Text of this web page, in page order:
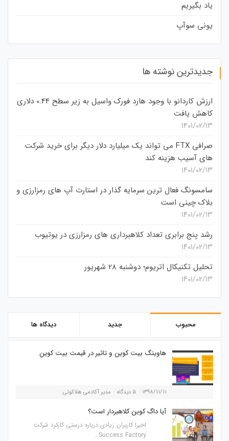
یاد بگیریم
یونی سوآپ
جدیدترین نوشته ها
ارزش کاردانو با وجود هارد فورک واسیل به زیر سطح 0.44 دلاری
کاهش یافت
۱۴۰۱/۰۲/۱۳
صرافی FTX می تواند یک میلیارد دلار دیگر برای خرید شرکت
های آسیب هزینه کند
۱۴۰۱/۰۲/۱۳
سامسونگ فعال‌ ترین سرمایه‌ گذار در استارت‌ آپ‌ های رمزارزی و
بلاک چینی است
۱۴۰۱/۰۲/۱۳
رشد پنج برابری تعداد کلاهبرداری های رمزارزی در یوتیوب
۱۴۰۱/۰۲/۱۳
تحلیل تکنیکال اتریوم؛ دوشنبه 28 شهریور
۱۴۰۱/۰۲/۱۳
محبوب جدید دیدگاه ها
هاوینگ بیت کوین و تاثیر در قیمت بیت کوین
۱۳۹۸/۱۱/۱۱ ۵ دیدگاه مدیر آکادمی هلاکوئی
آیا داگ کوین کلاهبردار است؟
اخیرا کاربران زیادی درباره درستی کارکرد شرکت
Success Factory...